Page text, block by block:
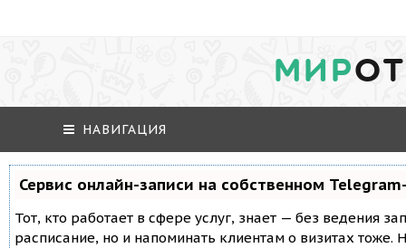
МИР
НАВИГАЦИЯ
Сервис онлайн-записи на собственном
Тот, кто работает в сфере услуг, знает — без ведения
расписание, но и напоминать клиентам о визитах